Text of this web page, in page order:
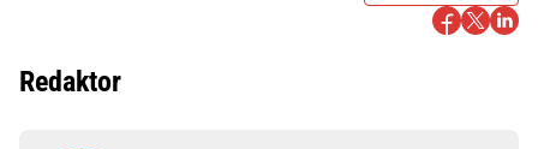
Redaktor